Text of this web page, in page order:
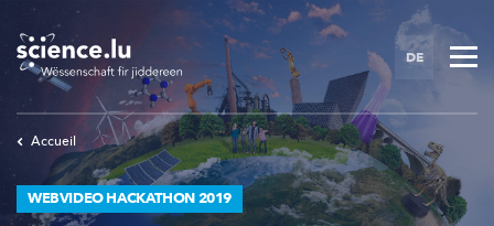
to
main
content
DE
Accueil
WEBVIDEO HACKATHON 2019